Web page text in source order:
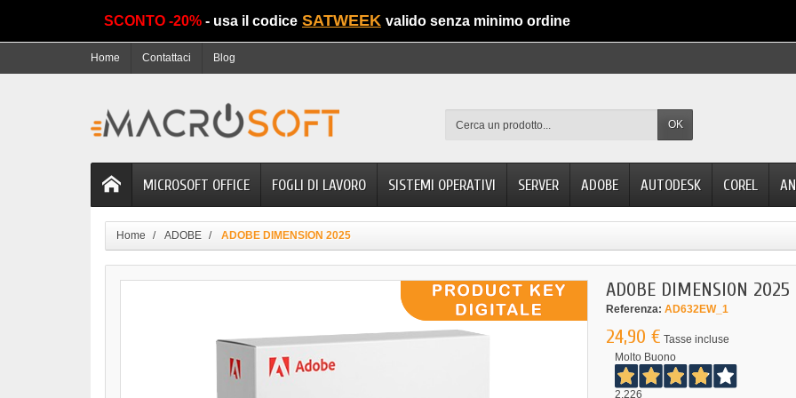
SCONTO -20% - usa il codice SATWEEK valido senza minimo ordine
Home Contattaci Blog
OK
MICROSOFT OFFICE FOGLI DI LAVORO SISTEMI OPERATIVI SERVER ADOBE AUTODESK COREL
Home ADOBE ADOBE DIMENSION 2025
ADOBE DIMENSION 2025
Referenza: AD632EW_1
24,90 € Tasse incluse
Molto Buono
2.226